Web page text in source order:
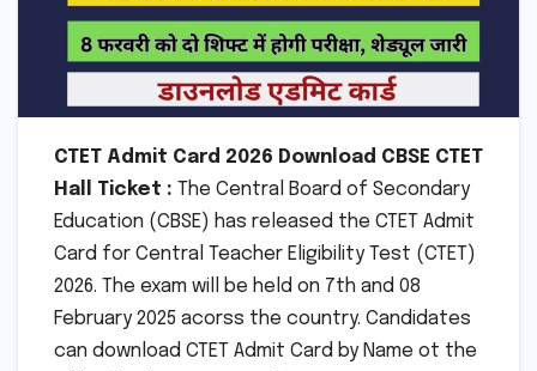
CTET Admit Card 2026 Download CBSE CTET
Hall Ticket : The Central Board of Secondary
Education (CBSE) has released the CTET Admit
Card for Central Teacher Eligibility Test (CTET)
2026. The exam will be held on 7th and 08
February 2025 acorss the country. Candidates
can download CTET Admit Card by Name ot the